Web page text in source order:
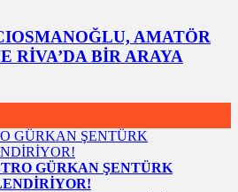
AMATÖR
RİVA’DA BİR ARAYA
GÜRKAN ŞENTÜRK